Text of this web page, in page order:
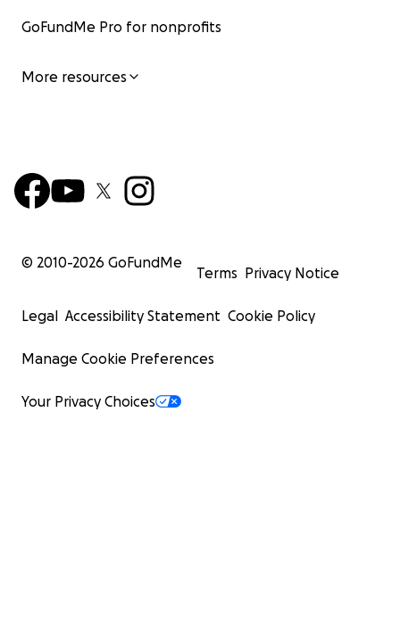
GoFundMe Pro for nonprofits
More resources
© 2010-2026 GoFundMe
Terms Privacy Notice
Legal Accessibility Statement Cookie Policy
Manage Cookie Preferences
Your Privacy Choices